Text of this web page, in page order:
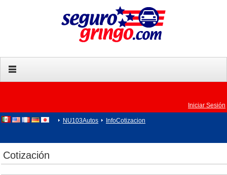
Iniciar Sesión
NU103Autos InfoCotizacion
Cotización